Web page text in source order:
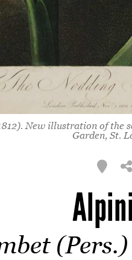
New illustration of the
Garden, St.